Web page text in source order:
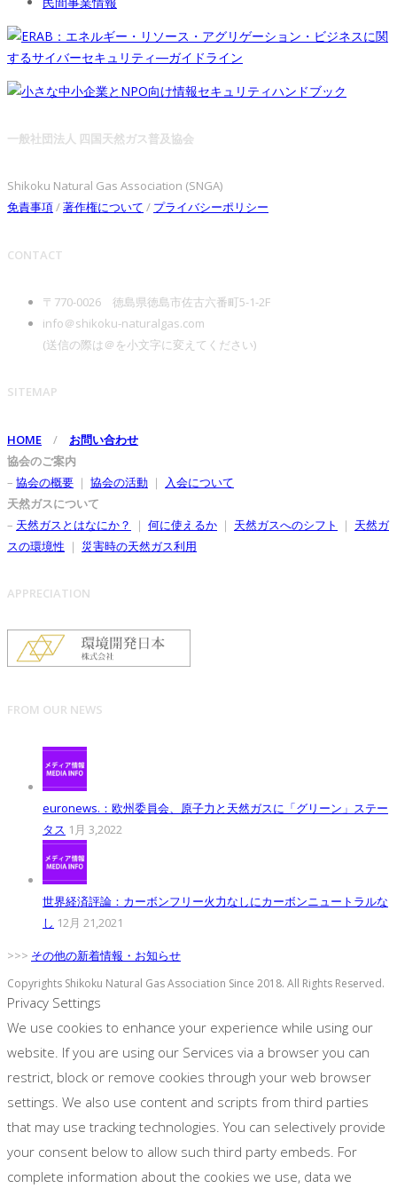
一般社団法人 四国天然ガス普及協会
Shikoku Natural Gas Association (SNGA)
免責事項/著作権について / プライバシーポリシー
CONTACT
〒770-0026 徳島県徳島市佐古六番町5-1-2F
info＠shikoku-naturalgas.com
(送信の際は＠を小文字に変えてください)
SITEMAP
HOME / お問い合わせ
協会のご案内
– 協会の概要 ｜ 協会の活動 ｜
入会について
天然ガスについて
– 天然ガスとはなにか？ ｜ 何に使えるか ｜ 天然ガスへのシフト ｜ 天然ガ
スの環境性 ｜ 災害時の天然ガス利用
APPRECIATION
FROM OUR NEWS
euronews.：欧州委員会、原子力と天然ガスに「グリーン」ステー
タス 1月 3,2022
世界経済評論：カーボンフリー火力なしにカーボンニュートラルな
し 12月 21,2021
>>> その他の新着情報・お知らせ
Copyrights Shikoku Natural Gas Association Since 2018. All Rights Reserved.
Privacy Settings
We use cookies to enhance your experience while using our
website. If you are using our Services via a browser you can
restrict, block or remove cookies through your web browser
settings. We also use content and scripts from third parties
that may use tracking technologies. You can selectively provide
your consent below to allow such third party embeds. For
complete information about the cookies we use, data we